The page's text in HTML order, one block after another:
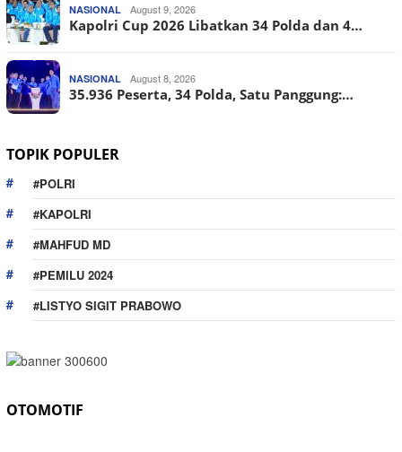
NASIONAL August 9, 2026
Kapolri Cup 2026 Libatkan 34 Polda dan 4…
NASIONAL August 8, 2026
35.936 Peserta, 34 Polda, Satu Panggung:…
TOPIK POPULER
#POLRI
#KAPOLRI
#MAHFUD MD
#PEMILU 2024
#LISTYO SIGIT PRABOWO
OTOMOTIF